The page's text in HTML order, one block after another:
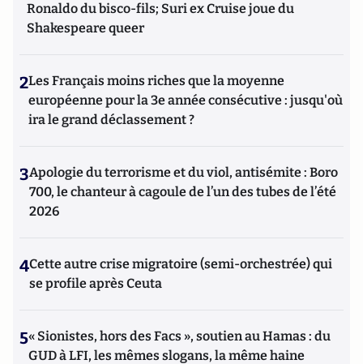
Ronaldo du bisco-fils; Suri ex Cruise joue du
Shakespeare queer
2Les Français moins riches que la moyenne
européenne pour la 3e année consécutive : jusqu'où
ira le grand déclassement ?
3Apologie du terrorisme et du viol, antisémite : Boro
700, le chanteur à cagoule de l’un des tubes de l’été
2026
4Cette autre crise migratoire (semi-orchestrée) qui
se profile après Ceuta
5« Sionistes, hors des Facs », soutien au Hamas : du
GUD à LFI, les mêmes slogans, la même haine